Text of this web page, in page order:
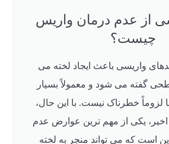
از عدم درمان واریس
چیست؟
واریسی باعث ایجاد لخته می
گفته می شود و معمولاً بسیار
لزوماً خطرناک نیست. با این حال،
یکی از مهم ترین عوارض عدم
است که می تواند منجر به لخته